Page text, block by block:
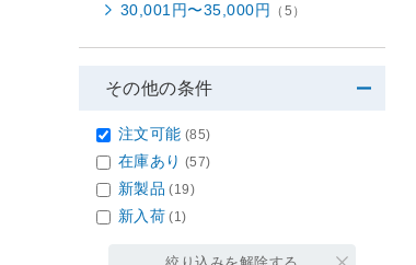
30,001円〜35,000円 （5）
その他の条件
注文可能 (85)
在庫あり (57)
新製品 (19)
新入荷 (1)